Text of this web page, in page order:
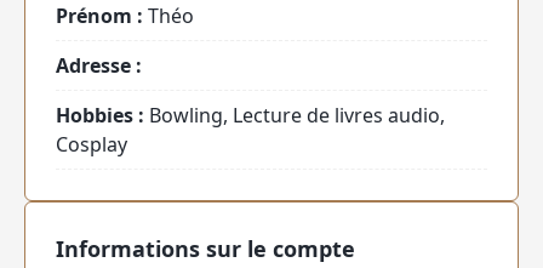
Prénom : Théo
Adresse :
Hobbies : Bowling, Lecture de livres audio,
Cosplay
Informations sur le compte